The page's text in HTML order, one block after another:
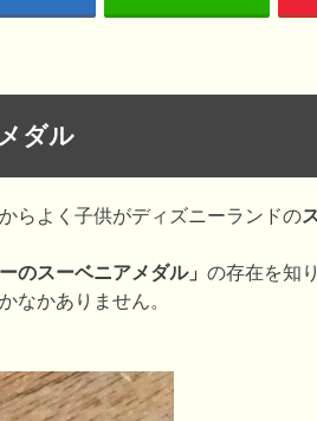
ダル
らよく子供がディズニーランドの
のスーベニアメダル」 の存在を知
なかありません。